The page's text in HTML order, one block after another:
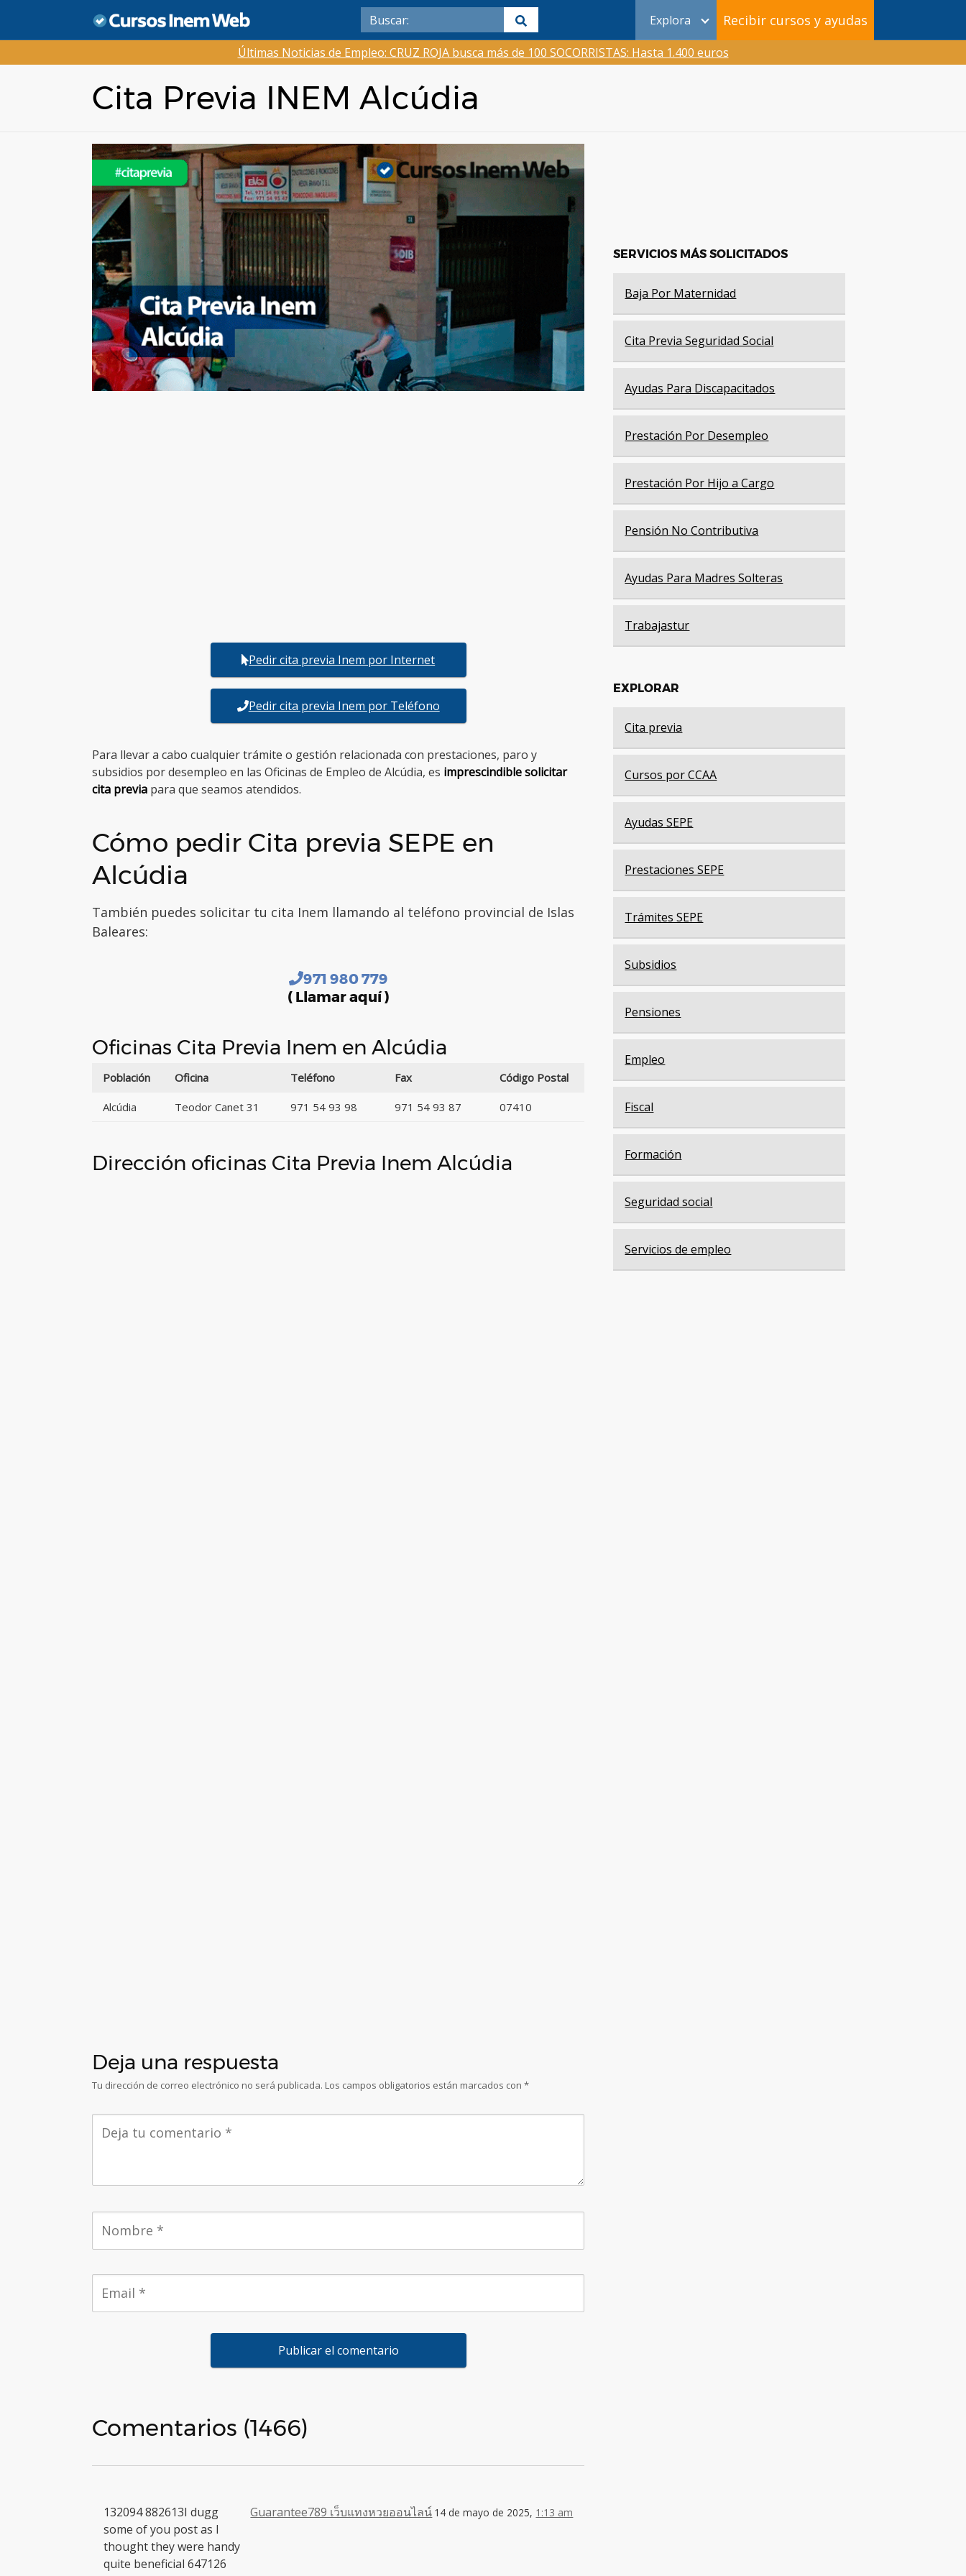
contenido
Explora Recibir cursos y ayudas
Últimas Noticias de Empleo: CRUZ ROJA busca más de 100 SOCORRISTAS: Hasta 1.400 euros
Cita Previa INEM Alcúdia
Pedir cita previa Inem por Internet
Pedir cita previa Inem por Teléfono
Para llevar a cabo cualquier trámite o gestión relacionada con prestaciones, paro y
subsidios por desempleo en las Oficinas de Empleo de Alcúdia, es imprescindible solicitar
cita previa para que seamos atendidos.
Cómo pedir Cita previa SEPE en
Alcúdia
También puedes solicitar tu cita Inem llamando al teléfono provincial de Islas
Baleares:
971 980 779
( Llamar aquí )
Oficinas Cita Previa Inem en Alcúdia
Población Oficina Teléfono Fax Código Postal
Alcúdia Teodor Canet 31 971 54 93 98 971 54 93 87 07410
Dirección oficinas Cita Previa Inem Alcúdia
Deja una respuesta
Tu dirección de correo electrónico no será publicada. Los campos obligatorios están marcados con *
Comentarios (1466)
Guarantee789 เว็บแทงหวยออนไลน์ 14 de mayo de 2025, 1:13 am
132094 882613I dugg
some of you post as I
thought they were handy
quite beneficial 647126
SERVICIOS MÁS SOLICITADOS
Baja Por Maternidad
Cita Previa Seguridad Social
Ayudas Para Discapacitados
Prestación Por Desempleo
Prestación Por Hijo a Cargo
Pensión No Contributiva
Ayudas Para Madres Solteras
Trabajastur
EXPLORAR
Cita previa
Cursos por CCAA
Ayudas SEPE
Prestaciones SEPE
Trámites SEPE
Subsidios
Pensiones
Empleo
Fiscal
Formación
Seguridad social
Servicios de empleo